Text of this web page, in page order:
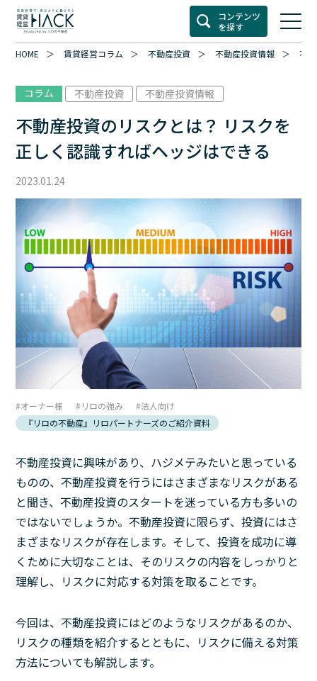
コンテンツ
を探す
HOME 賃貸経営コラム 不動産投資 不動産投資情報 不
コラム 不動産投資 不動産投資情報
不動産投資のリスクとは？ リスクを
正しく認識すればヘッジはできる
2023.01.24
オーナー様 リロの強み
法人向け
『リロの不動産』リロパートナーズのご紹介資料
不動産投資に興味があり、ハジメテみたいと思っている
ものの、不動産投資を行うにはさまざまなリスクがある
と聞き、不動産投資のスタートを迷っている方も多いの
ではないでしょうか。不動産投資に限らず、投資にはさ
まざまなリスクが存在します。そして、投資を成功に導
くために大切なことは、そのリスクの内容をしっかりと
理解し、リスクに対応する対策を取ることです。
今回は、不動産投資にはどのようなリスクがあるのか、
リスクの種類を紹介するとともに、リスクに備える対策
方法についても解説します。